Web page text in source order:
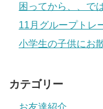
困ってから、、で
11月グループトレ
小学生の子供にお
カテゴリー
お友達紹介